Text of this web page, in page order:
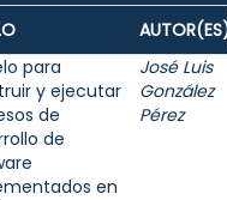
para
y ejecutar
de
de
en
José Luis
González
Pérez